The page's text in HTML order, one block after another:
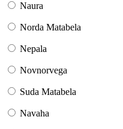
Naura
Norda Matabela
Nepala
Novnorvega
Suda Matabela
Navaha